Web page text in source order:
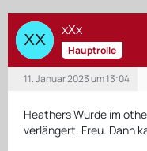
xXx
Hauptrolle
11. Januar 2023 um 13:04
Heathers Wurde im
verlängert. Freu. Dann